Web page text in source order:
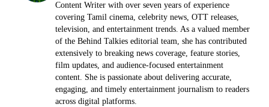
Content Writer with over seven years of experience
covering Tamil cinema, celebrity news, OTT releases,
television, and entertainment trends. As a valued member
of the Behind Talkies editorial team, she has contributed
extensively to breaking news coverage, feature stories,
film updates, and audience-focused entertainment
content. She is passionate about delivering accurate,
engaging, and timely entertainment journalism to readers
across digital platforms.